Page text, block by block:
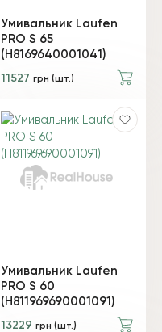
Умивальник Laufen
PRO S 65
(H8169640001041)
11527 грн (шт.)
Умивальник Laufen
PRO S 60
(H811969690001091)
13229 грн (шт.)